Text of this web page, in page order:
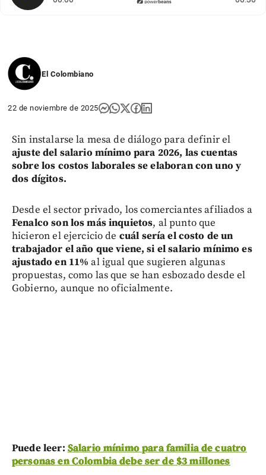
El Colombiano
22 de noviembre de 2025
Sin instalarse la mesa de diálogo para definir el
ajuste del salario mínimo para 2026, las cuentas
sobre los costos laborales se elaboran con uno y
dos dígitos.
Desde el sector privado, los comerciantes afiliados a
Fenalco son los más inquietos, al punto que
hicieron el ejercicio de cuál sería el costo de un
trabajador el año que viene, si el salario mínimo es
ajustado en 11% al igual que sugieren algunas
propuestas, como las que se han esbozado desde el
Gobierno, aunque no oficialmente.
Puede leer: Salario mínimo para familia de cuatro
personas en Colombia debe ser de $3 millones